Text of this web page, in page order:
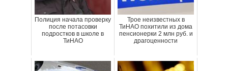
Полиция начала проверку
после потасовки
подростков в школе в
ТиНАО
Трое неизвестных в
ТиНАО похитили из дома
пенсионерки 2 млн руб. и
драгоценности